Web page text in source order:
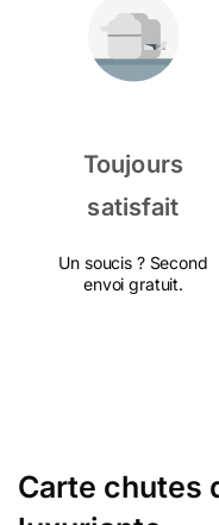
Toujours
satisfait
Un soucis ? Second
envoi gratuit.
Carte chutes